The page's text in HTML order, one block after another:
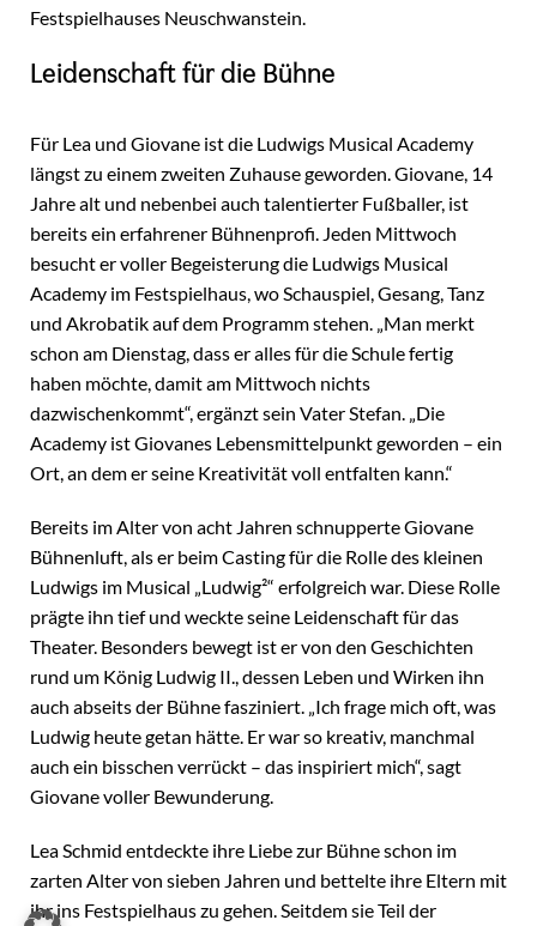
Festspielhauses Neuschwanstein.
Leidenschaft für die Bühne
Für Lea und Giovane ist die Ludwigs Musical Academy
längst zu einem zweiten Zuhause geworden. Giovane, 14
Jahre alt und nebenbei auch talentierter Fußballer, ist
bereits ein erfahrener Bühnenprofi. Jeden Mittwoch
besucht er voller Begeisterung die Ludwigs Musical
Academy im Festspielhaus, wo Schauspiel, Gesang, Tanz
und Akrobatik auf dem Programm stehen. „Man merkt
schon am Dienstag, dass er alles für die Schule fertig
haben möchte, damit am Mittwoch nichts
dazwischenkommt“, ergänzt sein Vater Stefan. „Die
Academy ist Giovanes Lebensmittelpunkt geworden – ein
Ort, an dem er seine Kreativität voll entfalten kann.“
Bereits im Alter von acht Jahren schnupperte Giovane
Bühnenluft, als er beim Casting für die Rolle des kleinen
Ludwigs im Musical „Ludwig²“ erfolgreich war. Diese Rolle
prägte ihn tief und weckte seine Leidenschaft für das
Theater. Besonders bewegt ist er von den Geschichten
rund um König Ludwig II., dessen Leben und Wirken ihn
auch abseits der Bühne fasziniert. „Ich frage mich oft, was
Ludwig heute getan hätte. Er war so kreativ, manchmal
auch ein bisschen verrückt – das inspiriert mich“, sagt
Giovane voller Bewunderung.
Lea Schmid entdeckte ihre Liebe zur Bühne schon im
zarten Alter von sieben Jahren und bettelte ihre Eltern mit
ihr ins Festspielhaus zu gehen. Seitdem sie Teil der